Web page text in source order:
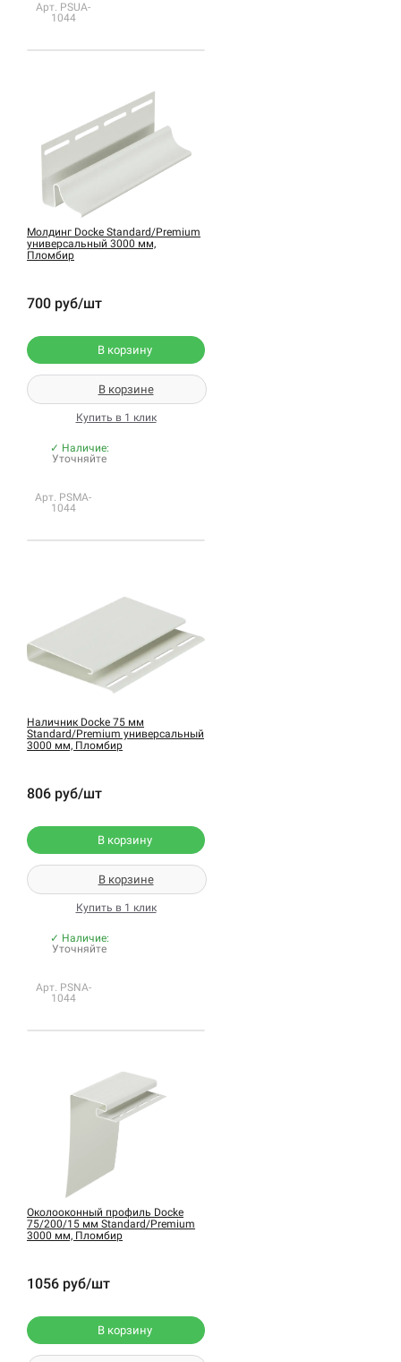
Арт. PSUA-
1044
Молдинг Docke Standard/Premium
универсальный 3000 мм,
Пломбир
700 руб/шт
В корзину
В корзине
Купить в 1 клик
✓ Наличие:
Уточняйте
Арт. PSMA-
1044
Наличник Docke 75 мм
Standard/Premium универсальный
3000 мм, Пломбир
806 руб/шт
В корзину
В корзине
Купить в 1 клик
✓ Наличие:
Уточняйте
Арт. PSNA-
1044
Околооконный профиль Docke
75/200/15 мм Standard/Premium
3000 мм, Пломбир
1056 руб/шт
В корзину